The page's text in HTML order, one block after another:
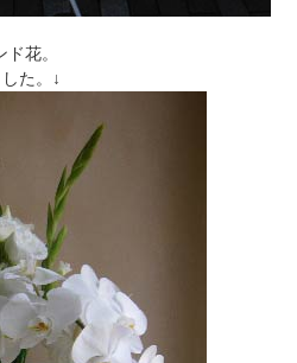
花。
た。↓